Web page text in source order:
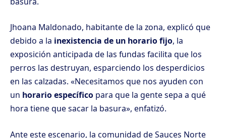
Jhoana Maldonado, habitante de la zona, explicó que
debido a la inexistencia de un horario fijo, la
exposición anticipada de las fundas facilita que los
perros las destruyan, esparciendo los desperdicios
en las calzadas. «Necesitamos que nos ayuden con
un horario específico para que la gente sepa a qué
hora tiene que sacar la basura», enfatizó.
Ante este escenario, la comunidad de Sauces Norte